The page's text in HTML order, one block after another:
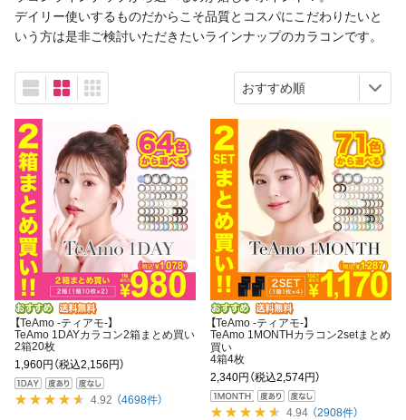
デイリー使いするものだからこそ品質とコスパにこだわりたいと
いう方は是非ご検討いただきたいラインナップのカラコンです。
【TeAmo -ティアモ-】
TeAmo 1DAYカラコン2箱まとめ買い
2箱20枚
1,960円 （税込2,156円）
4.92 （4698件）
【TeAmo -ティアモ-】
TeAmo 1MONTHカラコン2setまとめ
買い
4箱4枚
2,340円 （税込2,574円）
4.94 （2908件）